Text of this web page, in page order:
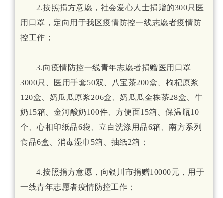
2.按照捐方意愿，社会爱心人士捐赠的300只医
用口罩，定向用于我区疫情防控一线志愿者疫情防
控工作；
3.向疫情防控一线青年志愿者捐赠医用口罩
3000只、医用手套50双、八宝茶200盒、枸杞原浆
120盒、奶瓜瓜原浆206盒、奶瓜瓜金株茶28盒、牛
奶15箱、金河酸奶100件、方便面15箱、保温瓶10
个、心相印纸品6袋、立白洗涤用品6箱、南方系列
食品6盒、消毒湿巾5箱、抽纸2箱；
4.按照捐方意愿，向银川市捐赠10000元，用于
一线青年志愿者疫情防控工作；